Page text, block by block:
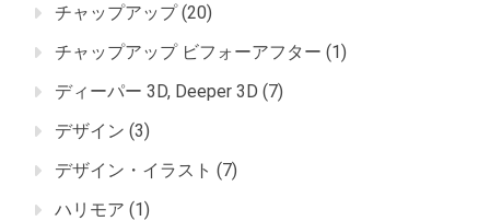
チャップアップ(20)
チャップアップ ビフォーアフター (1)
ディーパー 3D, Deeper 3D (7)
デザイン (3)
デザイン・イラスト (7)
ハリモア (1)